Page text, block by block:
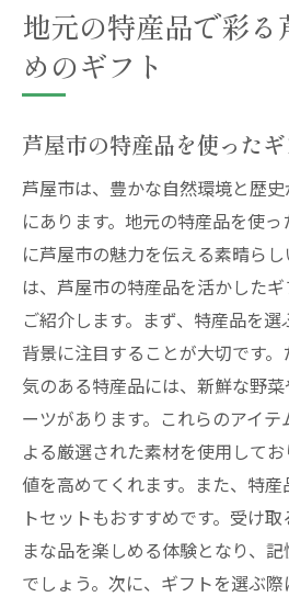
地元の特産品で彩る
めのギフト
芦屋市の特産品を使った
芦屋市は、豊かな自然環境と歴
にあります。地元の特産品を使
に芦屋市の魅力を伝える素晴ら
は、芦屋市の特産品を活かした
ご紹介します。まず、特産品を
背景に注目することが大切です
気のある特産品には、新鮮な野
ーツがあります。これらのアイ
よる厳選された素材を使用して
値を高めてくれます。また、特
トセットもおすすめです。受け
まな品を楽しめる体験となり、
でしょう。次に、ギフトを選ぶ